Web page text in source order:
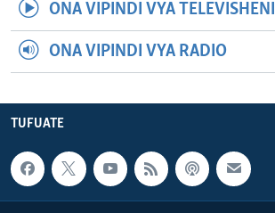
ONA VIPINDI VYA TELEVISHENI
ONA VIPINDI VYA RADIO
TUFUATE